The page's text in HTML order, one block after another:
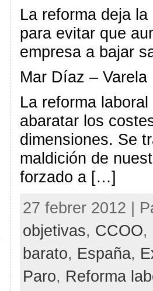
La reforma deja
para evitar que
empresa a bajar
Mar Díaz – Varela
La reforma
abaratar los
dimensiones. Se
maldición de
forzado a […]
27 febrer 2012 |
objetivas, CCOO,
barato, España,
Paro, Reforma